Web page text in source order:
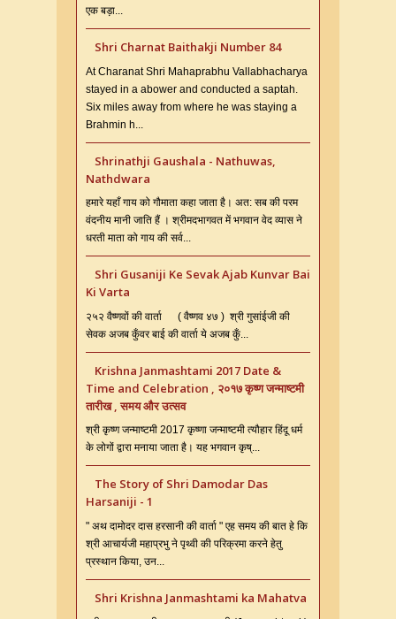
एक बड़ा...
Shri Charnat Baithakji Number 84
At Charanat Shri Mahaprabhu Vallabhacharya
stayed in a abower and conducted a saptah.
Six miles away from where he was staying a
Brahmin h...
Shrinathji Gaushala - Nathuwas,
Nathdwara
हमारे यहाँ गाय को गौमाता कहा जाता है। अत: सब की परम
वंदनीय मानी जाति हैं । श्रीमदभागवत में भगवान वेद व्यास ने
धरती माता को गाय की सर्व...
Shri Gusaniji Ke Sevak Ajab Kunvar Bai
Ki Varta
२५२ वैष्णवों की वार्ता ( वैष्णव ४७ ) श्री गुसांईजी की
सेवक अजब कुँवर बाई की वार्ता ये अजब कुँ...
Krishna Janmashtami 2017 Date &
Time and Celebration , २०१७ कृष्ण जन्माष्टमी
तारीख , समय और उत्सव
श्री कृष्ण जन्माष्टमी 2017 कृष्णा जन्माष्टमी त्यौहार हिंदू धर्म
के लोगों द्वारा मनाया जाता है। यह भगवान कृष्...
The Story of Shri Damodar Das
Harsaniji - 1
" अथ दामोदर दास हरसानी की वार्ता " एह समय की बात हे कि
श्री आचार्यजी महाप्रभु ने पृथ्वी की परिक्रमा करने हेतु
प्रस्थान किया, उन...
Shri Krishna Janmashtami ka Mahatva